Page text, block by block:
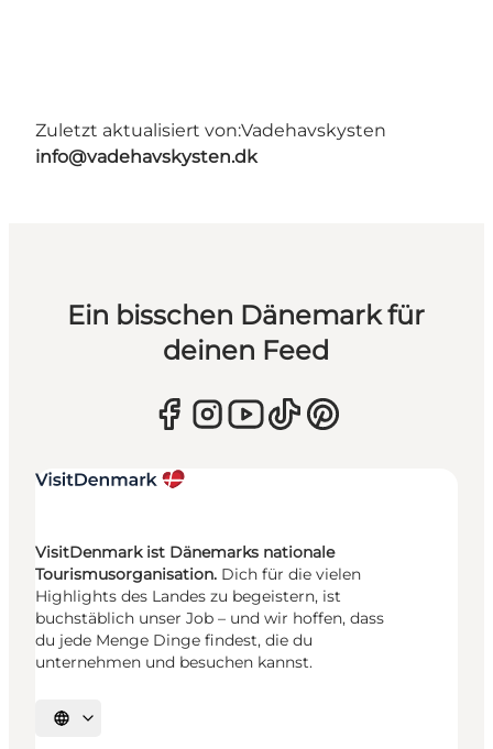
Zuletzt aktualisiert von:Vadehavskysten
info@vadehavskysten.dk
Ein bisschen Dänemark für
deinen Feed
VisitDenmark ist Dänemarks nationale
Tourismusorganisation. Dich für die vielen
Highlights des Landes zu begeistern, ist
buchstäblich unser Job – und wir hoffen, dass
du jede Menge Dinge findest, die du
unternehmen und besuchen kannst.
Sprache auswählen